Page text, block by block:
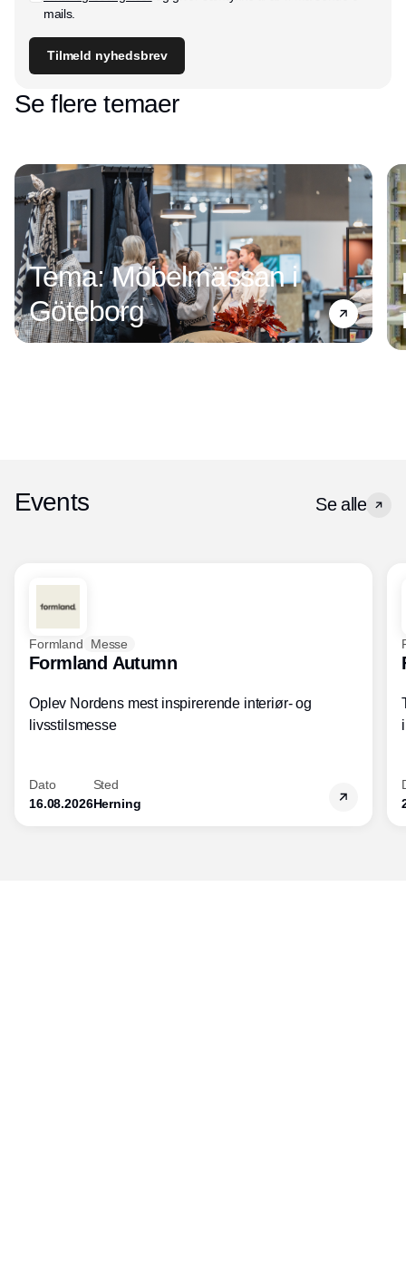
mails.
Tilmeld nyhedsbrev
Se flere temaer
Tema: Möbelmässan i
Göteborg
Events Se alle
Formland Messe
Formland Autumn
Oplev Nordens mest inspirerende interiør- og
livsstilsmesse
Dato
16.08.2026
Sted
Herning